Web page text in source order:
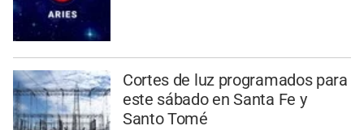
Cortes de luz programados para
este sábado en Santa Fe y
Santo Tomé